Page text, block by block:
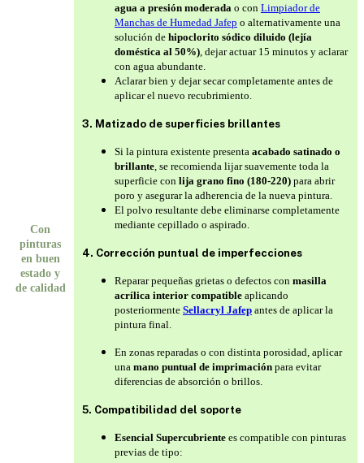
Con
pinturas
en buen
estado y
de calidad
agua a presión moderada o con Limpiador de
Manchas de Humedad Jafep o alternativamente una
solución de hipoclorito sódico diluido (lejía
doméstica al 50%) , dejar actuar 15 minutos y aclarar
con agua abundante.
Aclarar bien y dejar secar completamente antes de
aplicar el nuevo recubrimiento.
3. Matizado de superficies brillantes
Si la pintura existente presenta acabado satinado o
brillante , se recomienda lijar suavemente toda la
superficie con lija grano fino (180-220) para abrir
poro y asegurar la adherencia de la nueva pintura.
El polvo resultante debe eliminarse completamente
mediante cepillado o aspirado.
4. Corrección puntual de imperfecciones
Reparar pequeñas grietas o defectos con masilla
acrílica interior compatible aplicando
posteriormente Sellacryl Jafep antes de aplicar la
pintura final.
En zonas reparadas o con distinta porosidad, aplicar
una mano puntual de imprimación para evitar
diferencias de absorción o brillos.
5. Compatibilidad del soporte
Esencial Supercubriente es compatible con pinturas
previas de tipo: